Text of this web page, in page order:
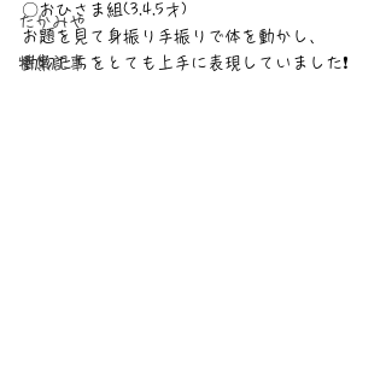
たかみや
特集記事
〇おひさま組(3.4.5才)
お題を見て身振り手振りで体を動かし、
動物たちをとても上手に表現していました❗